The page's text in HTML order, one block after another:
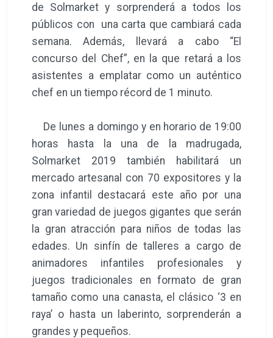
de Solmarket y sorprenderá a todos los
públicos con una carta que cambiará cada
semana. Además, llevará a cabo “El
concurso del Chef”, en la que retará a los
asistentes a emplatar como un auténtico
chef en un tiempo récord de 1 minuto.
De lunes a domingo y en horario de 19:00
horas hasta la una de la madrugada,
Solmarket 2019 también habilitará un
mercado artesanal con 70 expositores y la
zona infantil destacará este año por una
gran variedad de juegos gigantes que serán
la gran atracción para niños de todas las
edades. Un sinfín de talleres a cargo de
animadores infantiles profesionales y
juegos tradicionales en formato de gran
tamaño como una canasta, el clásico ‘3 en
raya’ o hasta un laberinto, sorprenderán a
grandes y pequeños.